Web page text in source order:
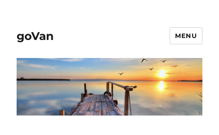
goVan MENU